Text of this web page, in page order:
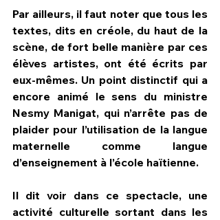
Par ailleurs, il faut noter que tous les
textes, dits en créole, du haut de la
scène, de fort belle manière par ces
élèves artistes, ont été écrits par
eux-mêmes. Un point distinctif qui a
encore animé le sens du ministre
Nesmy Manigat, qui n’arrête pas de
plaider pour l’utilisation de la langue
maternelle comme langue
d’enseignement à l’école haïtienne.
Il dit voir dans ce spectacle, une
activité culturelle sortant dans les